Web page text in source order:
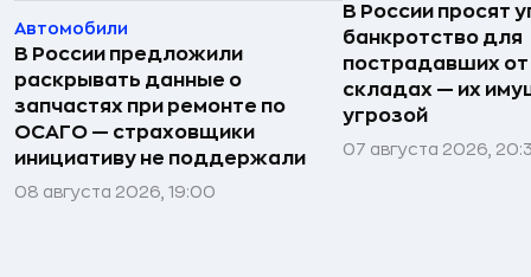
Автомобили
В России предложили
раскрывать данные о
запчастях при ремонте по
ОСАГО — страховщики
инициативу не поддержали
08 августа 2026, 19:00
В России просят
банкротство для
пострадавших
складах — их
угрозой
07 августа 2026,